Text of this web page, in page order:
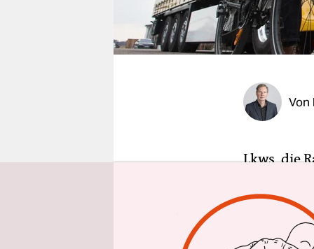
unterstützen
abo
Von
Lkws, die
des
sogenannte
(CSU)